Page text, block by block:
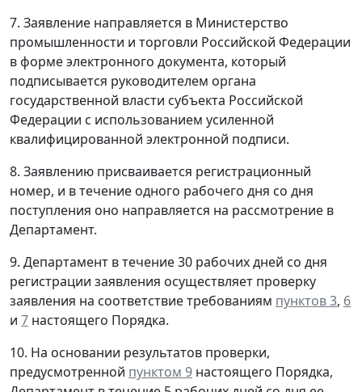
7. Заявление направляется в Министерство
промышленности и торговли Российской Федерации
в форме электронного документа, который
подписывается руководителем органа
государственной власти субъекта Российской
Федерации с использованием усиленной
квалифицированной электронной подписи.
8. Заявлению присваивается регистрационный
номер, и в течение одного рабочего дня со дня
поступления оно направляется на рассмотрение в
Департамент.
9. Департамент в течение 30 рабочих дней со дня
регистрации заявления осуществляет проверку
заявления на соответствие требованиям пунктов 3, 6
и 7 настоящего Порядка.
10. На основании результатов проверки,
предусмотренной пунктом 9 настоящего Порядка,